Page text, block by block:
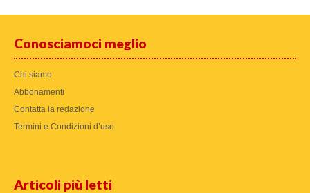
Conosciamoci meglio
Chi siamo
Abbonamenti
Contatta la redazione
Termini e Condizioni d’uso
Articoli più letti